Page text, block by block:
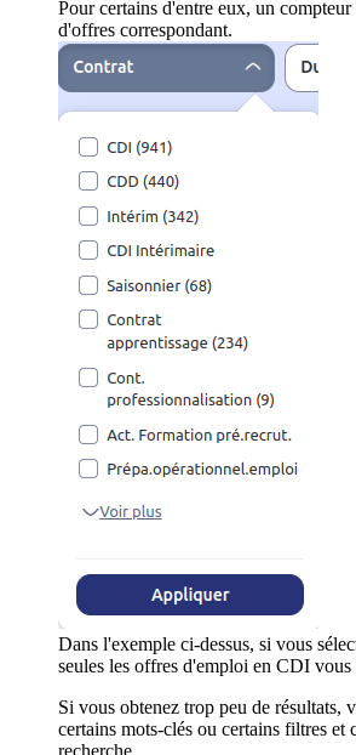
Pour certains d'entre eux, un
d'offres correspondant.
Dans l'exemple ci-dessus, si vous
seules les offres d'emploi en CDI vous
Si vous obtenez trop peu de résultats,
certains mots-clés ou certains filtres et